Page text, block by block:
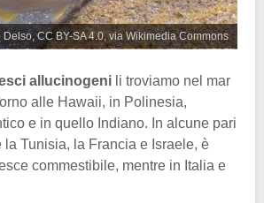
CC BY-SA 4.0, via Wikimedia Commons
allucinogeni li troviamo nel mar
alle Hawaii, in Polinesia,
e in quello Indiano. In alcune pari
la Tunisia, la Francia e Israele, è
commestibile, mentre in Italia e